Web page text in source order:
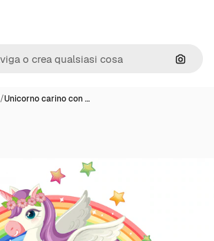
Cerca
/Unicorno carino con …